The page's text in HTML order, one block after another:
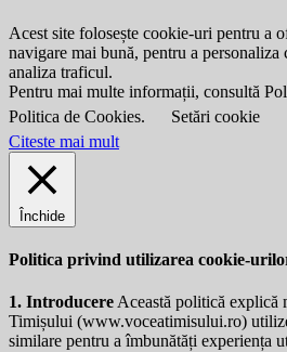
Acest site folosește cookie-uri pentru a
navigare mai bună, pentru a personaliza
analiza traficul.
Pentru mai multe informații, consultă
Politica de Cookies.
Setări cookie
Citeste mai mult
Închide
Politica privind utilizarea cookie-
1. Introducere Această politică explică
Timișului (www.voceatimisului.ro)
similare pentru a îmbunătăți experiența